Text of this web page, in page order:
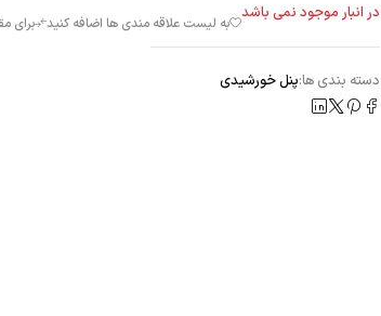
در انبار موجود نمی باشد
دسته بندی ها:پنل خورشیدی